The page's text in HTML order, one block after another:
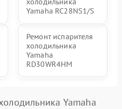
Yamaha RC28NS1/S
Ремонт испарителя
холодильника
Yamaha
RD30WR4HM
Yamaha